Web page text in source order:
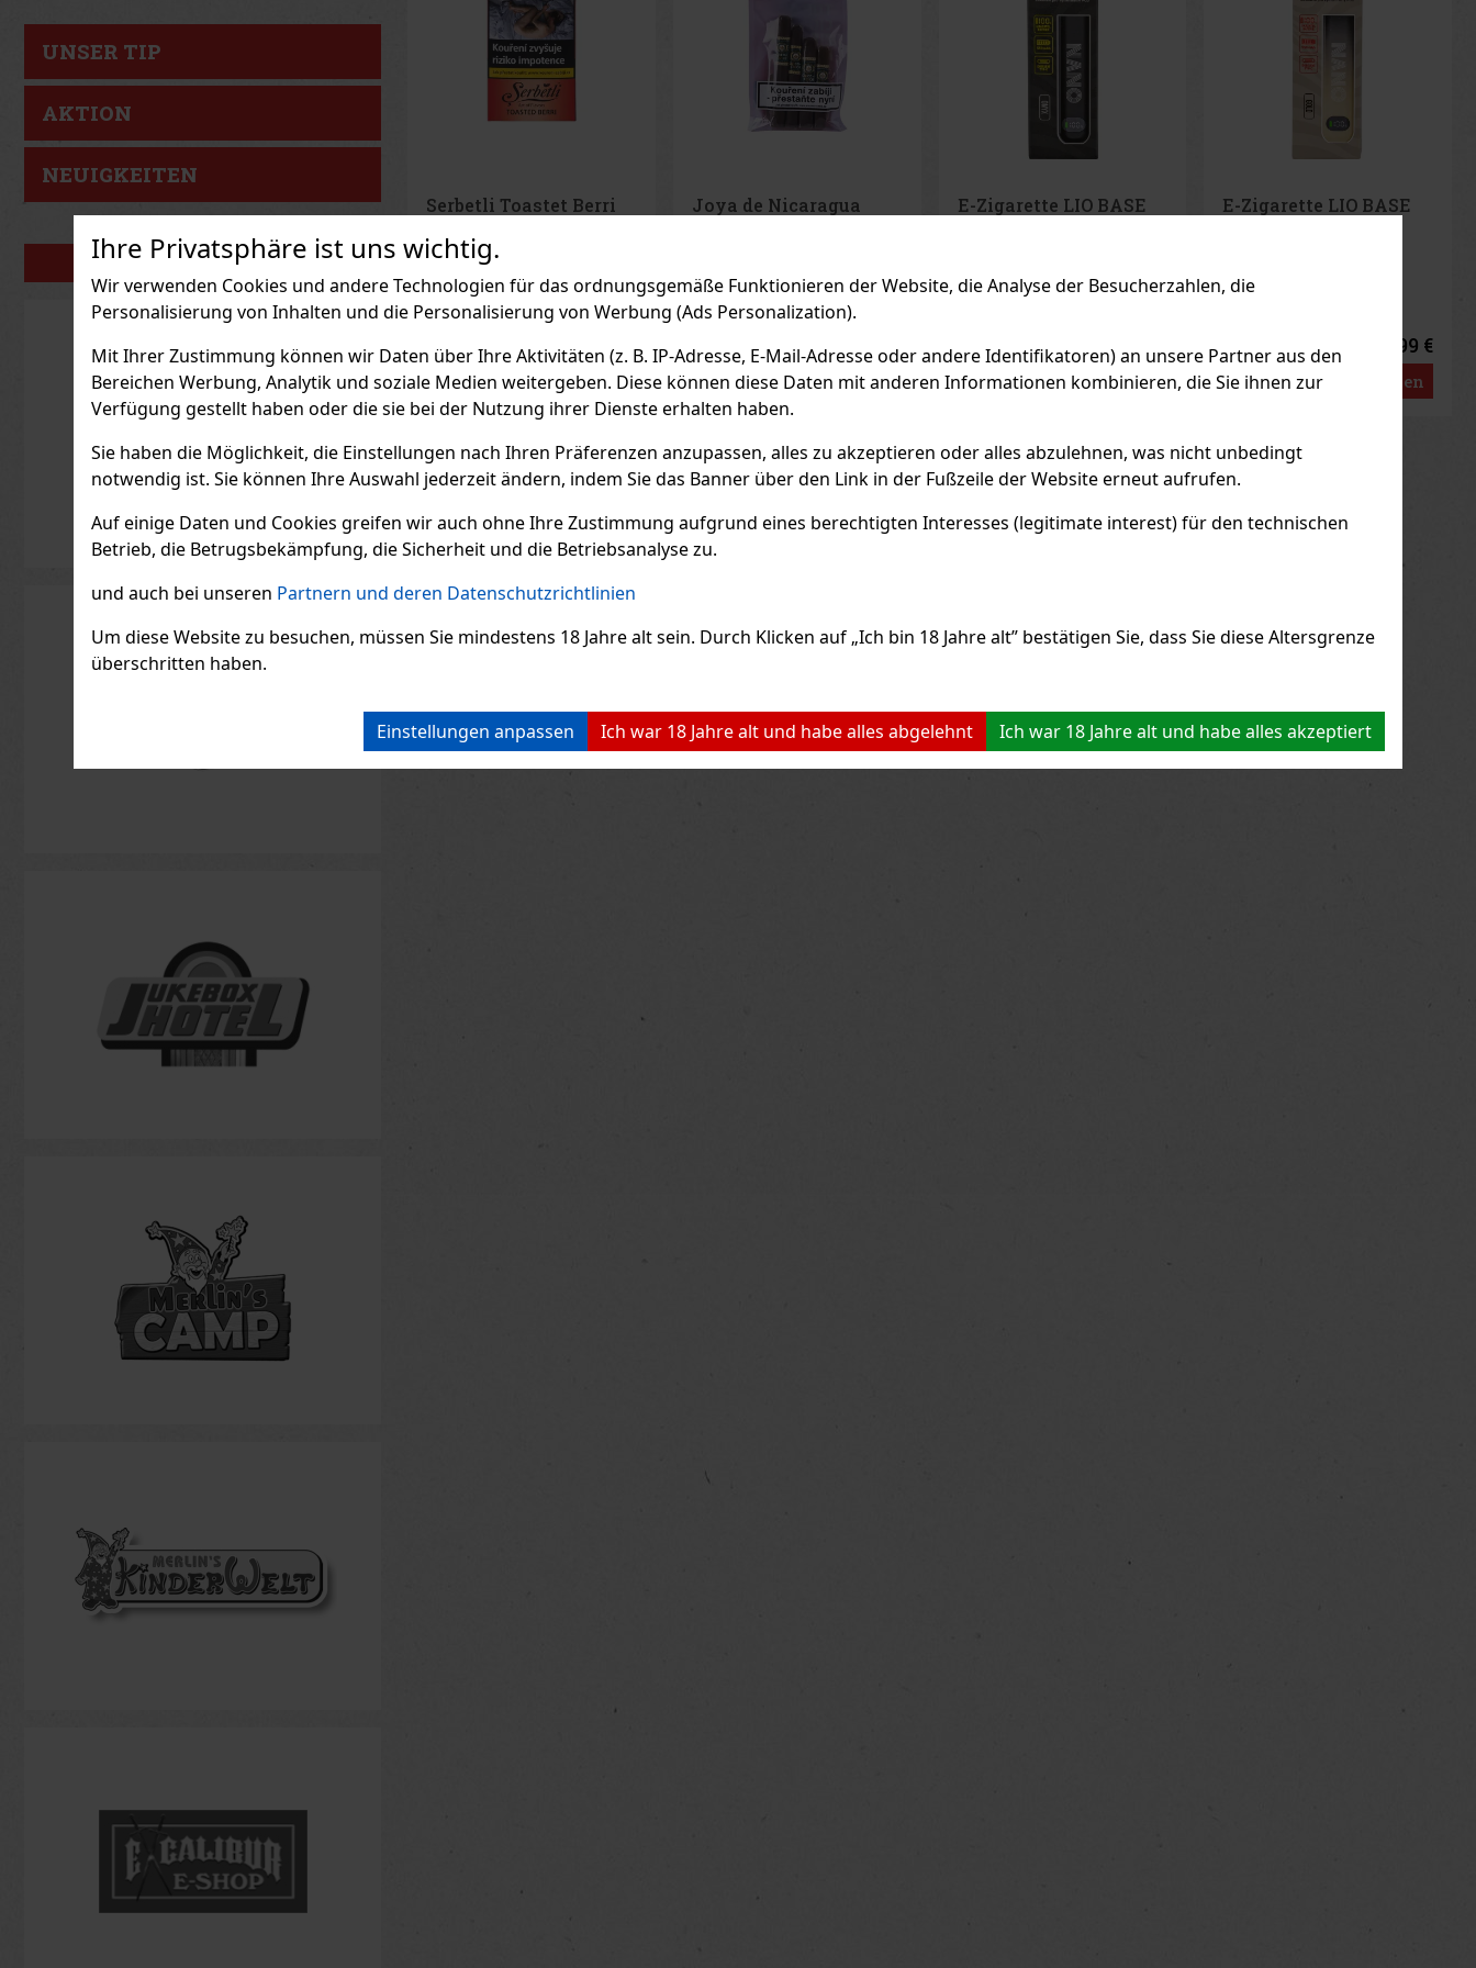
Ihre Privatsphäre ist uns wichtig.
Wir verwenden Cookies und andere Technologien für das ordnungsgemäße Funktionieren der Website, die Analyse der Besucherzahlen, die
Personalisierung von Inhalten und die Personalisierung von Werbung (Ads Personalization).
Mit Ihrer Zustimmung können wir Daten über Ihre Aktivitäten (z. B. IP-Adresse, E-Mail-Adresse oder andere Identifikatoren) an unsere Partner aus den
Bereichen Werbung, Analytik und soziale Medien weitergeben. Diese können diese Daten mit anderen Informationen kombinieren, die Sie ihnen zur
Verfügung gestellt haben oder die sie bei der Nutzung ihrer Dienste erhalten haben.
Sie haben die Möglichkeit, die Einstellungen nach Ihren Präferenzen anzupassen, alles zu akzeptieren oder alles abzulehnen, was nicht unbedingt
notwendig ist. Sie können Ihre Auswahl jederzeit ändern, indem Sie das Banner über den Link in der Fußzeile der Website erneut aufrufen.
Auf einige Daten und Cookies greifen wir auch ohne Ihre Zustimmung aufgrund eines berechtigten Interesses (legitimate interest) für den technischen
Betrieb, die Betrugsbekämpfung, die Sicherheit und die Betriebsanalyse zu.
und auch bei unseren Partnern und deren Datenschutzrichtlinien
Um diese Website zu besuchen, müssen Sie mindestens 18 Jahre alt sein. Durch Klicken auf „Ich bin 18 Jahre alt” bestätigen Sie, dass Sie diese Altersgrenze
überschritten haben.
Einstellungen anpassen Ich war 18 Jahre alt und habe alles abgelehnt Ich war 18 Jahre alt und habe alles akzeptiert
UNSER TIP
AKTION
NEUIGKEITEN
PORTFOLIO
Joya de Nicaragua
Sampler 4er
AUF LAGER
37.19€ ohne VAT 45 €
Bestellen
E-Zigarette LIO BASE
2.47€ ohne VAT 2.99 €
Bestellen
E-Zigarette LIO BASE
2.47€ ohne VAT
Bestellen
Alec Bradley Prensado
6.53€ ohne VAT 7.90 €
Bestellen
PreviousNext